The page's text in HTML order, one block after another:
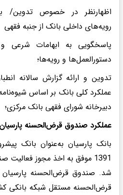
اظهارنظر در خصوص تدوین/
رویه‌های داخلی بانک از جنبه فقهی
پاسخگویی به ابهامات
دستورالعمل‌ها و رویه‌ها؛
تدوین و ارائه گزارش سالانه
عملکرد کلی بانک بر اساس
دبیرخانه شورای فقهی بانک مرکزی؛
عملکرد صندوق قرض‌الحسنه پارسیان
بانک پارسیان به‌عنوان بانک
1391 موفق به اخذ مجوز
شد. صندوق قرض‌الحسنه